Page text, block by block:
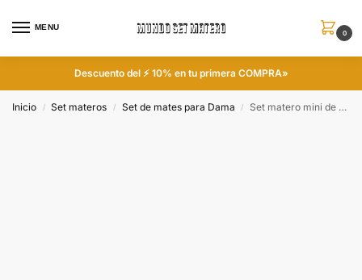
MENU
0
Descuento del ⚡ 10% en tu primera COMPRA»
Inicio / Set materos / Set de mates para Dama / Set matero mini de 4 piezas con diseño Stich